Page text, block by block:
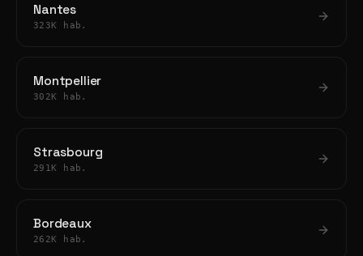
Nantes
323K hab.
Montpellier
302K hab.
Strasbourg
291K hab.
Bordeaux
262K hab.